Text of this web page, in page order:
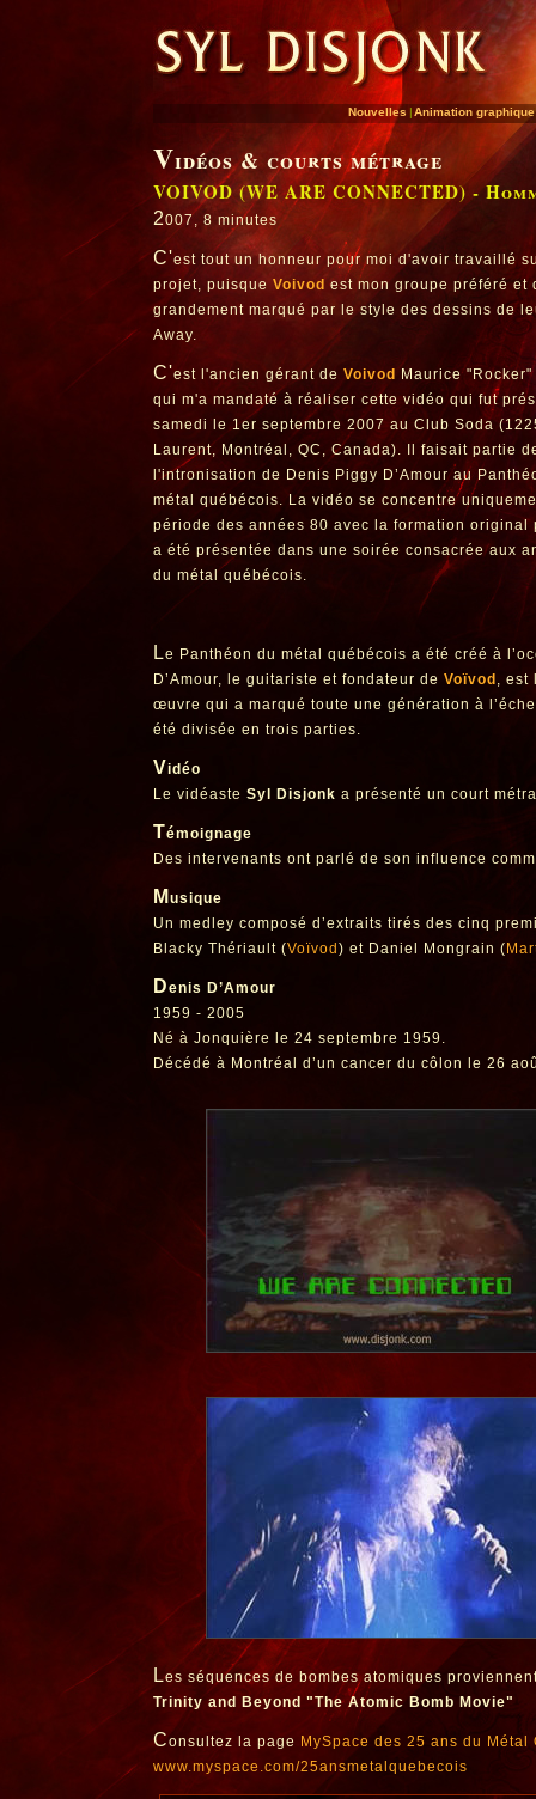
Nouvelles |Animation graphique
Vidéos & courts métrage
VOIVOD (WE ARE CONNECTED) -
2007, 8 minutes
C'est tout un honneur pour moi d'avoir travaillé
projet, puisque Voivod est mon groupe préféré et
grandement marqué par le style des dessins de
Away.
C'est l'ancien gérant de Voivod
Maurice
qui m'a mandaté à réaliser cette vidéo qui fut
samedi le 1er septembre 2007 au Club Soda
Laurent, Montréal, QC, Canada). Il faisait partie
l'intronisation de Denis Piggy D’Amour au
métal québécois. La vidéo se concentre
période des années 80 avec la formation original
a été présentée dans une soirée consacrée aux
du métal québécois.
Le Panthéon du métal québécois a été créé à
D’Amour, le guitariste et fondateur de Voïvod , est
œuvre qui a marqué toute une génération à
été divisée en trois parties.
Vidéo
Le vidéaste Syl Disjonk a présenté un court
Témoignage
Des intervenants ont parlé de son influence
M usique
Un medley composé d’extraits tirés des cinq
Blacky Thériault (Voïvod ) et Daniel Mongrain (
Denis D’Amour
1959 - 2005
Né à Jonquière le 24 septembre 1959.
Décédé à Montréal d’un cancer du côlon le 26
Les séquences de bombes atomiques
Trinity and Beyond "The Atomic Bomb Movie"
Consultez la page MySpace des 25 ans du Métal
www.myspace.com/25ansmetalquebecois